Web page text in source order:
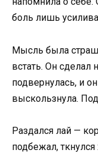
боль лишь
Мысль была
встать. Он сделал
подвернулась, и
выскользнула.
Раздался лай —
подбежал,